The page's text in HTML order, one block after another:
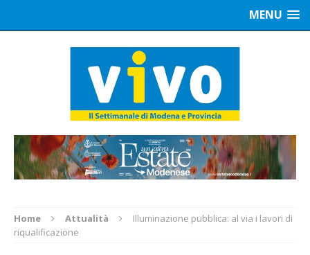
MENU
Home Attualità
Illuminazione pubblica: al via i lavori di
riqualificazione